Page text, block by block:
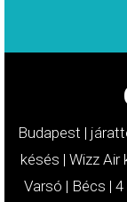
Budapest |
késés | Wizz Air
Varsó | Bécs | 4